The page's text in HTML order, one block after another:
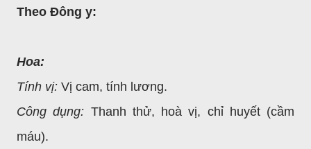
Theo Đông y:
Hoa:
Tính vị: Vị cam, tính lương.
Công dụng: Thanh thử, hoà vị, chỉ huyết (cầm
máu).